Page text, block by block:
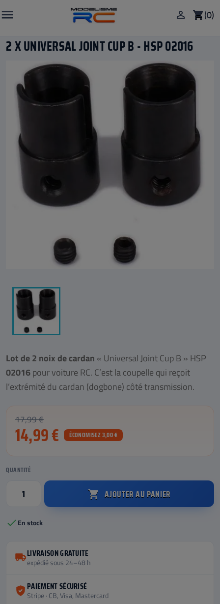
 shopping_cart(0)

2 X UNIVERSAL JOINT CUP B - HSP 02016
Lot de 2 noix de cardan « Universal Joint Cup B » HSP
02016pour voiture RC. C’est la coupelle qui reçoit
l’extrémité du cardan (dogbone) côté transmission.
17,99 €
14,99 € ÉCONOMISEZ 3,00 €
QUANTITÉ
 AJOUTER AU PANIER
En stock
LIVRAISON GRATUITE
expédié sous 24–48 h
PAIEMENT SÉCURISÉ
Stripe · CB, Visa, Mastercard